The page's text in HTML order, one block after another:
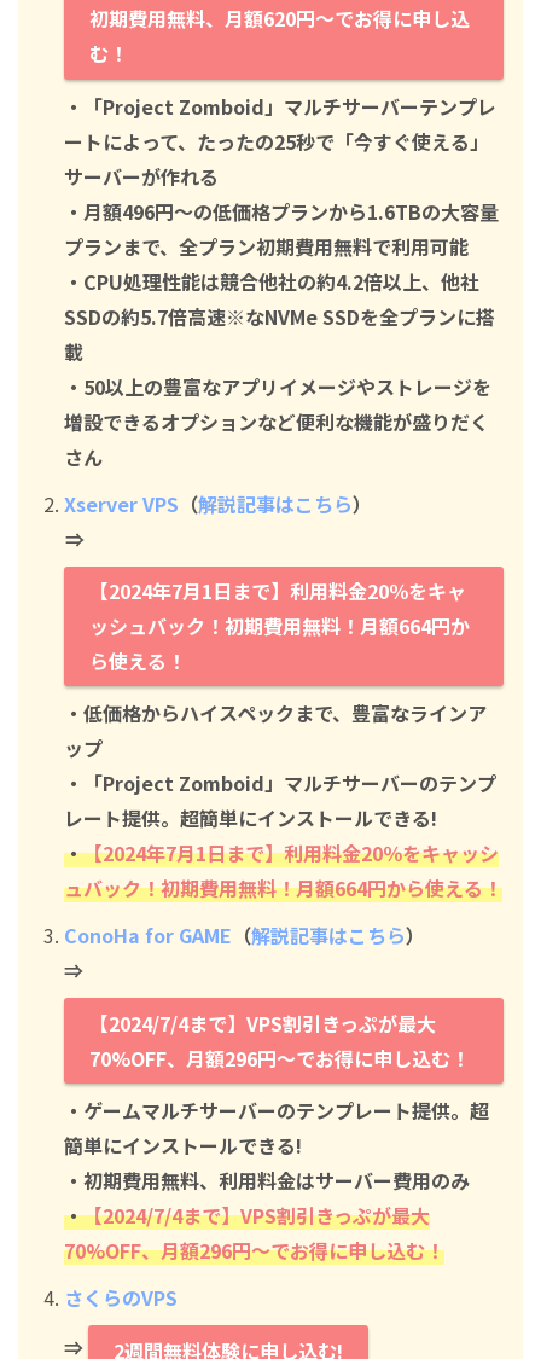
初期費用無料、月額620円～でお得に申し込
む！
・「Project Zomboid」マルチサーバーテンプレ
ートによって、たったの25秒で「今すぐ使える」
サーバーが作れる
・月額496円～の低価格プランから1.6TBの大容量
プランまで、全プラン初期費用無料で利用可能
・CPU処理性能は競合他社の約4.2倍以上、他社
SSDの約5.7倍高速※なNVMe SSDを全プランに搭
載
・50以上の豊富なアプリイメージやストレージを
増設できるオプションなど便利な機能が盛りだく
さん
Xserver VPS （解説記事はこちら）
⇒
【2024年7月1日まで】利用料金20％をキャ
ッシュバック！初期費用無料！月額664円か
ら使える！
・低価格からハイスペックまで、豊富なラインア
ップ
・「Project Zomboid」マルチサーバーのテンプ
レート提供。超簡単にインストールできる!
・【2024年7月1日まで】利用料金20％をキャッシ
ュバック！初期費用無料！月額664円から使える！
ConoHa for GAME （解説記事はこちら）
⇒
【2024/7/4まで】VPS割引きっぷが最大
70%OFF、月額296円～でお得に申し込む！
・ゲームマルチサーバーのテンプレート提供。超
簡単にインストールできる!
・初期費用無料、利用料金はサーバー費用のみ
・【2024/7/4まで】VPS割引きっぷが最大
70%OFF、月額296円～でお得に申し込む！
さくらのVPS
⇒
2週間無料体験に申し込む!